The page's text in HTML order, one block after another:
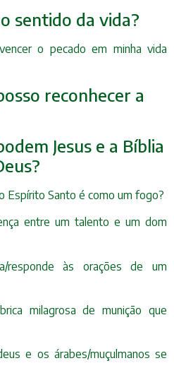
o sentido da vida?
o pecado em minha vida
reconhecer a
Jesus e a Bíblia
Espírito Santo é como um fogo?
entre um talento e um dom
responde às orações de um
milagrosa de munição que
e os árabes/muçulmanos se